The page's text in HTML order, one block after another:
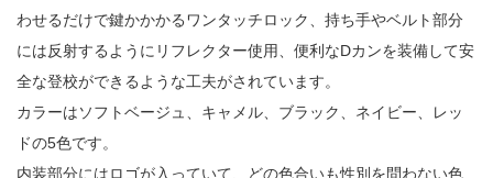
わせるだけで鍵かかかるワンタッチロック、持ち手やベルト部分
には反射するようにリフレクター使用、便利なDカンを装備して安
全な登校ができるような工夫がされています。
カラーはソフトベージュ、キャメル、ブラック、ネイビー、レッ
ドの5色です。
内装部分にはロゴが入っていて、どの色合いも性別を問わない色